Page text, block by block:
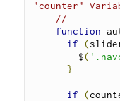
"counter"-
//
function
if
(
        $
(
}
if (